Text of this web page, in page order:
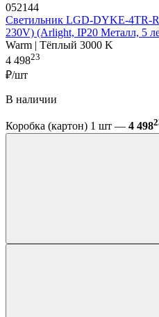
052144
Светильник LGD-DYKE-4TR-
230V) (Arlight, IP20 Металл, 5
Warm | Тёплый 3000 K
4 49823
₽/шт
В наличии
Коробка (картон) 1 шт — 4 498